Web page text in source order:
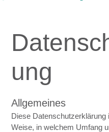
ung
Allgemeines
Diese Datenschutzerklärung
Weise, in welchem Umfang